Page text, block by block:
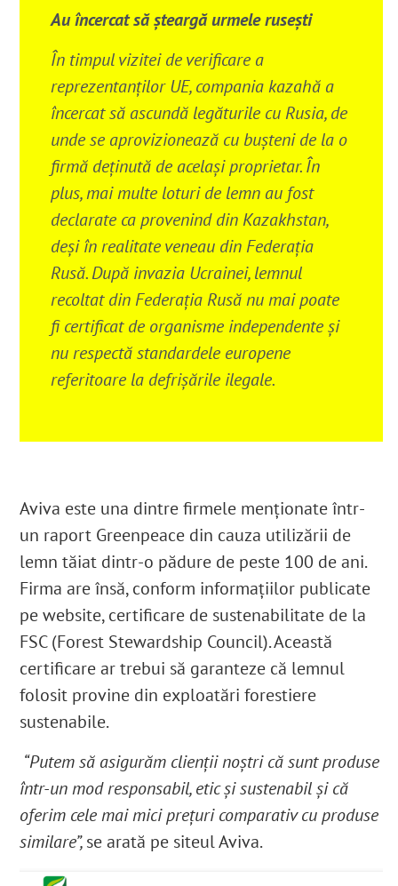
Au încercat să șteargă urmele rusești
În timpul vizitei de verificare a
reprezentanților UE, compania kazahă a
încercat să ascundă legăturile cu Rusia,de
unde se aprovizionează cu bușteni de la o
firmă deținută de același proprietar. În
plus, mai multe loturi de lemn au fost
declarate ca provenind din Kazakhstan,
deși în realitate veneau din Federația
Rusă. După invazia Ucrainei, lemnul
recoltat din Federația Rusă nu mai poate
fi certificat de organisme independente și
nu respectă standardele europene
referitoare la defrișările ilegale.
Aviva este una dintre firmele menționate într-
un raport Greenpeace din cauza utilizării de
lemn tăiat dintr-o pădure de peste 100 de ani.
Firma are însă, conform informațiilor publicate
pe website, certificare de sustenabilitate de la
FSC (Forest Stewardship Council).Această
certificare ar trebui să garanteze că lemnul
folosit provine din exploatări forestiere
sustenabile.
“Putem să asigurăm clienții noștri că sunt produse
într-un mod responsabil, etic și sustenabil și că
oferim cele mai mici prețuri comparativ cu produse
similare”,se arată pe siteul Aviva.